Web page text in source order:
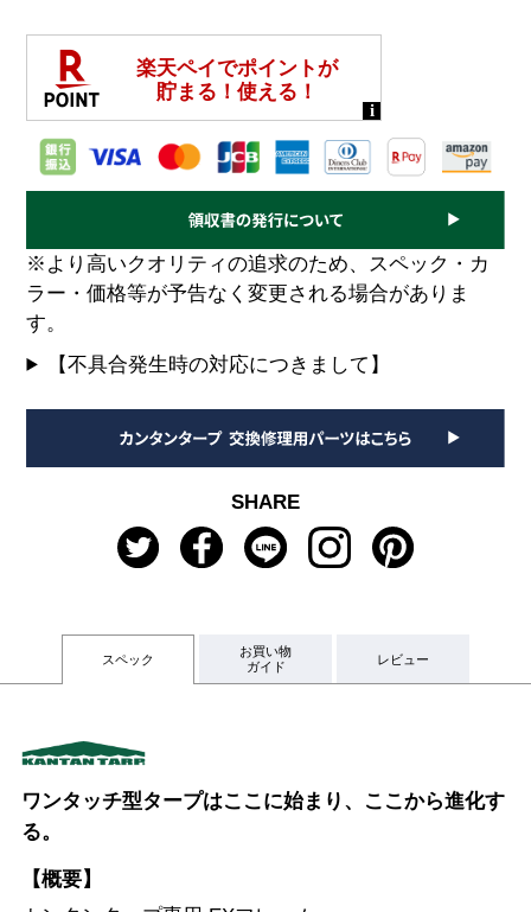
※より高いクオリティの追求のため、スペック・カ
ラー・価格等が予告なく変更される場合がありま
す。
【不具合発生時の対応につきまして】
SHARE
スペック
お買い物
ガイド
レビュー
ワンタッチ型タープはここに始まり、ここから進化す
る。
【概要】